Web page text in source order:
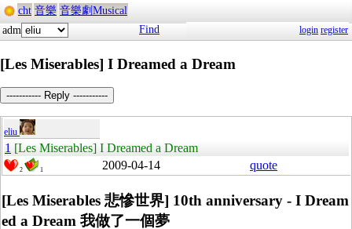
cht 音樂 音樂劇Musical
adm
Find login register
[Les Miserables] I Dreamed a Dream
----------- Reply -----------
eliu
1 [Les Miserables] I Dreamed a Dream
2 1 2009-04-14 quote
[Les Miserables 悲慘世界] 10th anniversary - I Dream
ed a Dream 我做了一個夢